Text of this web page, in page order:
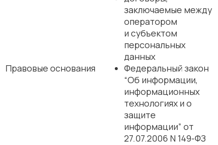
Правовые основания
заключаемые между
оператором
и субъектом
персональных
данных
Федеральный закон
“Об информации,
информационных
технологиях и о
защите
информации” от
27.07.2006 N 149-ФЗ